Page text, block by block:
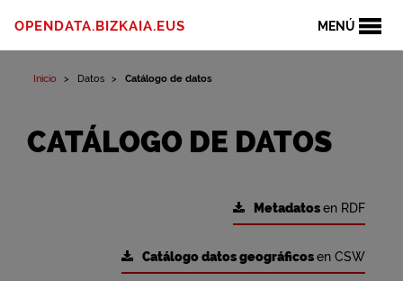
MENÚ
OPENDATA.BIZKAIA.EUS
Inicio Datos Catálogo de datos
CATÁLOGO DE DATOS
Metadatosen RDF
Catálogo datos geográficosen CSW